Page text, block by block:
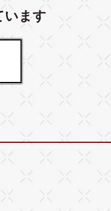
います